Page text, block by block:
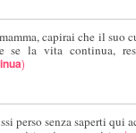
capirai che il suo
se la vita continua,
)
perso senza saperti qui